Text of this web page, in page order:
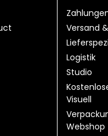
Versand
Logistik
Studio
Visuell
Webshop